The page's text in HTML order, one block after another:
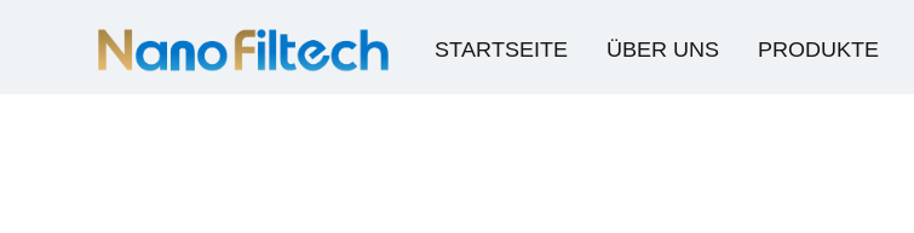
STARTSEITE ÜBER UNS PRODUKTE